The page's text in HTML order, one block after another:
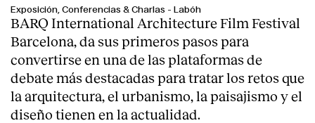
Exposición, Conferencias & Charlas - Labóh
BARQ International Architecture Film Festival
Barcelona, da sus primeros pasos para
convertirse en una de las plataformas de
debate más destacadas para tratar los retos que
la arquitectura, el urbanismo, la paisajismo y el
diseño tienen en la actualidad.